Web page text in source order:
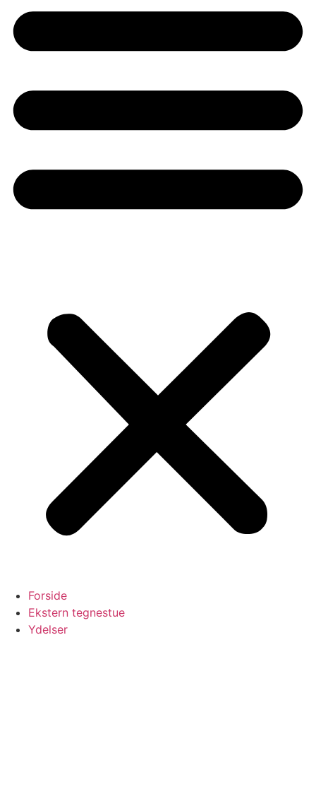
Forside
Ekstern tegnestue
Ydelser